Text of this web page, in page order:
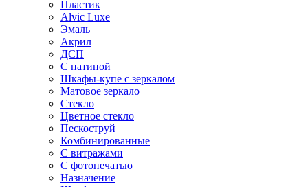
Пластик
Alvic Luxe
Эмаль
Акрил
ДСП
С патиной
Шкафы-купе с зеркалом
Матовое зеркало
Стекло
Цветное стекло
Пескоструй
Комбинированные
С витражами
С фотопечатью
Назначение